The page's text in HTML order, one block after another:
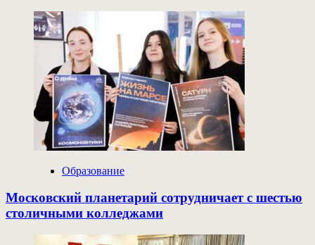
Образование
Московский планетарий сотрудничает с шестью
столичными колледжами